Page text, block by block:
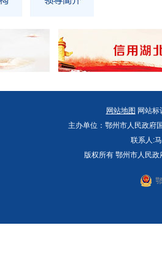
网站地图 网站
主办单位：鄂州市人民政府
联系人:
版权所有 鄂州市人民